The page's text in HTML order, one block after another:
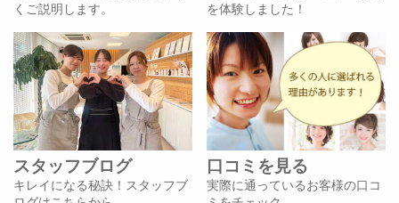
くご説明します。
を体験しました！
スタッフブログ
キレイになる秘訣！スタッフブ
口コミを見る
実際に通っているお客様の口コ